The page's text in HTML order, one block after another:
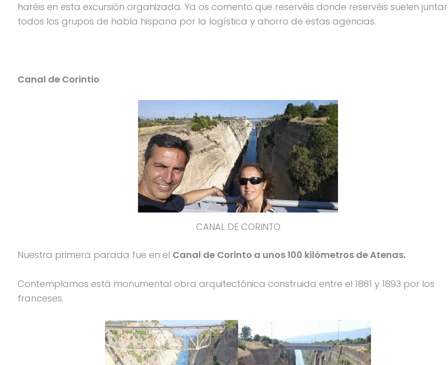
haréis en esta excursión organizada. Ya os comento que reservéis donde reservéis suelen
todos los grupos de habla hispana por la logística y ahorro de estas agencias.
Canal de Corintio
CANAL DE CORINTO
Nuestra primera parada fue en el Canal de Corinto a unos 100 kilómetros de Atenas.
Contemplamos está monumental obra arquitectónica construida entre el 1881 y 1893 por los
franceses.